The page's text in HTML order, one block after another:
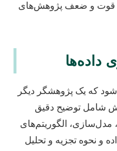
قوت و ضعف پژوهش‌های
که یک پژوهشگر دیگر
بخش شامل توضیح دقیق
الگوریتم‌های
و نحوه تجزیه و تحلیل